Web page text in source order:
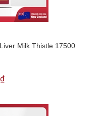
Milk Thistle 17500